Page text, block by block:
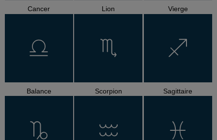
Cancer Lion Vierge
Balance Scorpion Sagittaire